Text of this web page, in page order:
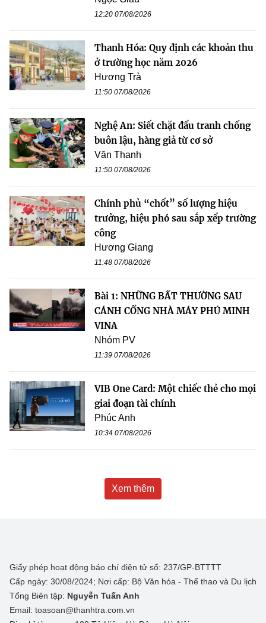
12:20 07/08/2026
Thanh Hóa: Quy định các khoản thu
ở trường học năm 2026
Hương Trà
11:50 07/08/2026
Nghệ An: Siết chặt đấu tranh chống
buôn lậu, hàng giả từ cơ sở
Văn Thanh
11:50 07/08/2026
Chính phủ “chốt” số lượng hiệu
trưởng, hiệu phó sau sắp xếp trường
công
Hương Giang
11:48 07/08/2026
Bài 1: NHỮNG BẤT THƯỜNG SAU
CÁNH CỔNG NHÀ MÁY PHÚ MINH
VINA
Nhóm PV
11:39 07/08/2026
VIB One Card: Một chiếc thẻ cho mọi
giai đoạn tài chính
Phúc Anh
10:34 07/08/2026
Xem thêm
Giấy phép hoạt động báo chí điện tử số: 237/GP-BTTTT
Cấp ngày: 30/08/2024; Nơi cấp: Bộ Văn hóa - Thể thao và Du lịch
Tổng Biên tập: Nguyễn Tuấn Anh
Email: toasoan@thanhtra.com.vn